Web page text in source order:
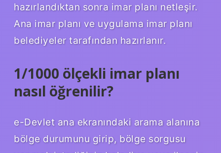
hazırlandıktan sonra imar planı netleşir.
Ana imar planı ve uygulama imar planı
belediyeler tarafından hazırlanır.
1/1000 ölçekli imar planı
nasıl öğrenilir?
e-Devlet ana ekranındaki arama alanına
bölge durumunu girip, bölge sorgusu